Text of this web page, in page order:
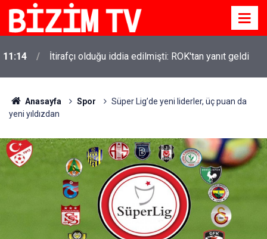
11:10 Yusuf Tekin açıkladı: YKS değişecek mi?
Anasayfa Spor
Süper Lig’de yeni liderler, üç puan da
yeni yıldızdan